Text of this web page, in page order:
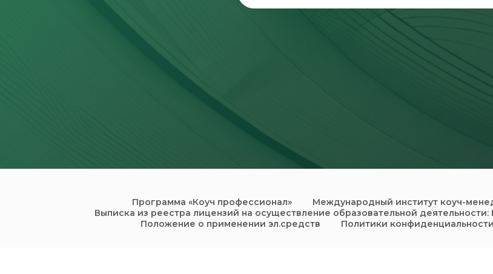
Программа «Коуч профессионал» Международный институт коуч-
Выписка из реестра лицензий на осуществление образовательной
Положение о применении эл.средств
Политики конфиденциальности